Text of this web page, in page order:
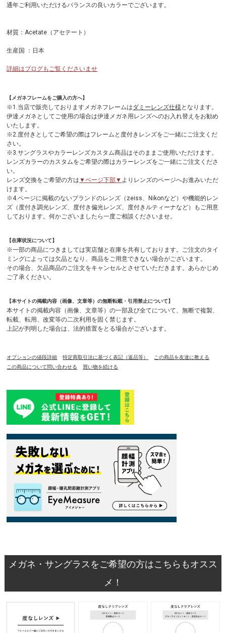
通年ご利用いただけるバランスの良いカラーでございます。
材質：Acetate（アセテート）
生産国 ：日本
詳細はブログもご覧くださいませ
【メガネフレームをご購入の方へ】
※1.当店で販売しておりますメガネフレームはダミーレンズ仕様 となります。
伊達メガネとしてご使用の場合は伊達メガネ用レンズへのお入れ替えをお勧め
いたします。
※2.度付きとしてご希望の際はフレームと度付きレンズをご一緒にご注文くだ
さい。
※3.サングラスやカラーレンズカスタム商品はそのままご使用いただけます。
レンズカラーのカスタムをご希望の際はカラーレンズをご一緒にご注文くださ
い。
レンズ交換をご希望の方は ▼ページ下部▼ よりレンズのページへお進みいただ
けます。
※4.ページに掲載のないブランドのレンズ（zeiss、Nikonなど）や機能的レン
ズ（度付き調光レンズ、度付き偏光レンズ、度付きルティーナなど）もご用意
しております。何かございましたら一度ご相談くださいませ。
【在庫状況について】
※一部の商品につきましては実店舗と在庫を共有しております。ご注文のタイ
ミングによっては欠品となり、商品をご用意できない場合がございます。
その場合、欠品商品のご注文をキャンセルとさせていただきます。あらかじめ
ご了承ください。
【本サイトの掲載内容（画像、文章等）の無断転載・引用禁止について】
本サイトの掲載内容（画像、文章等）の一部及び全てについて、無断で複製、
転載、転用、改変等の二次利用を固く禁じます。
上記が判明した場合は、法的措置をとる場合がございます。
オプションの値段詳細 特定商取引法に基づく表記（返品等）
この商品を友達に教える
この商品について問い合わせる
買い物を続ける
メガネ・サングラスをご希望の方はこちらもオスス
メ！